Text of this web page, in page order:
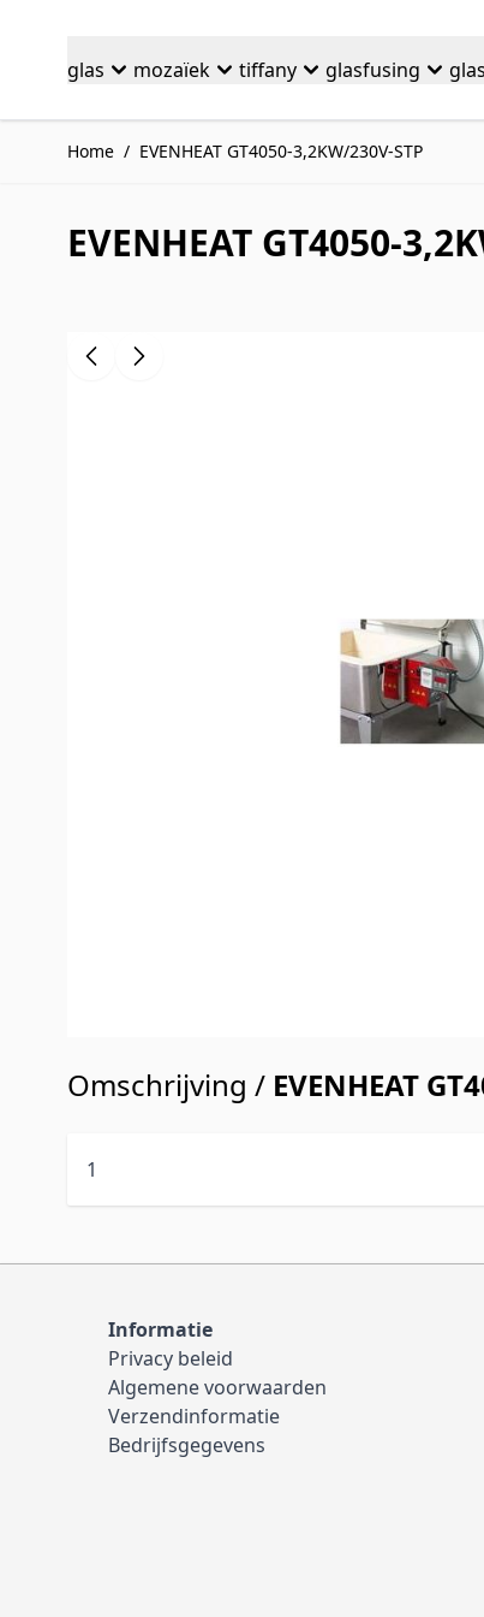
glas mozaïek tiffany glasfusing
Home / EVENHEAT GT4050-3,2KW/230V-STP
EVENHEAT GT4050-
Druk om carrousel over te slaan
Omschrijving / EVENHEAT
1
Informatie
Privacy beleid
Algemene voorwaarden
Verzendinformatie
Bedrijfsgegevens